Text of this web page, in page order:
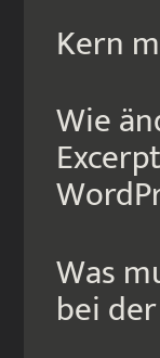
Kern
Wie
Was
bei